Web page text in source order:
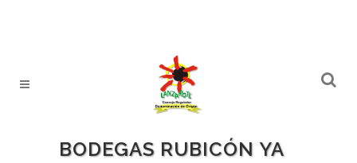
BODEGAS RUBICÓN YA